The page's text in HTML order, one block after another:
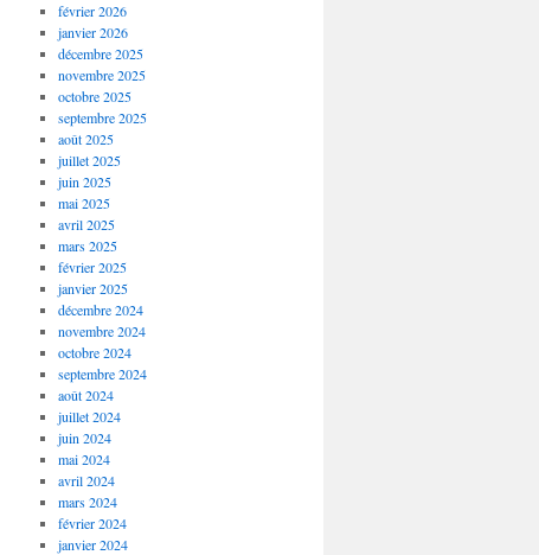
février 2026
janvier 2026
décembre 2025
novembre 2025
octobre 2025
septembre 2025
août 2025
juillet 2025
juin 2025
mai 2025
avril 2025
mars 2025
février 2025
janvier 2025
décembre 2024
novembre 2024
octobre 2024
septembre 2024
août 2024
juillet 2024
juin 2024
mai 2024
avril 2024
mars 2024
février 2024
janvier 2024